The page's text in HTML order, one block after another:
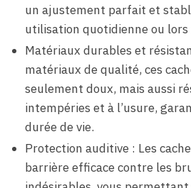
un ajustement parfait et
utilisation quotidienne ou lors
Matériaux durables et
matériaux de qualité, ces
seulement doux, mais aussi
intempéries et à l’usure,
durée de vie.
Protection auditive : Les
barrière efficace contre les